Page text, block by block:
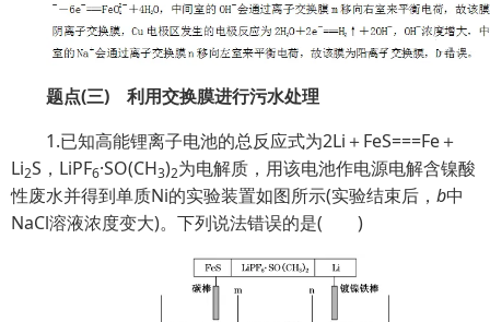
题点(三) 利用交换膜进行污水处理
1.已知高能锂离子电池的总反应式为2Li＋FeS===Fe＋
Li2S，LiPF6·SO(CH3)2为电解质，用该电池作电源电解含镍酸
性废水并得到单质Ni的实验装置如图所示(实验结束后， b中
NaCl溶液浓度变大)。下列说法错误的是( )